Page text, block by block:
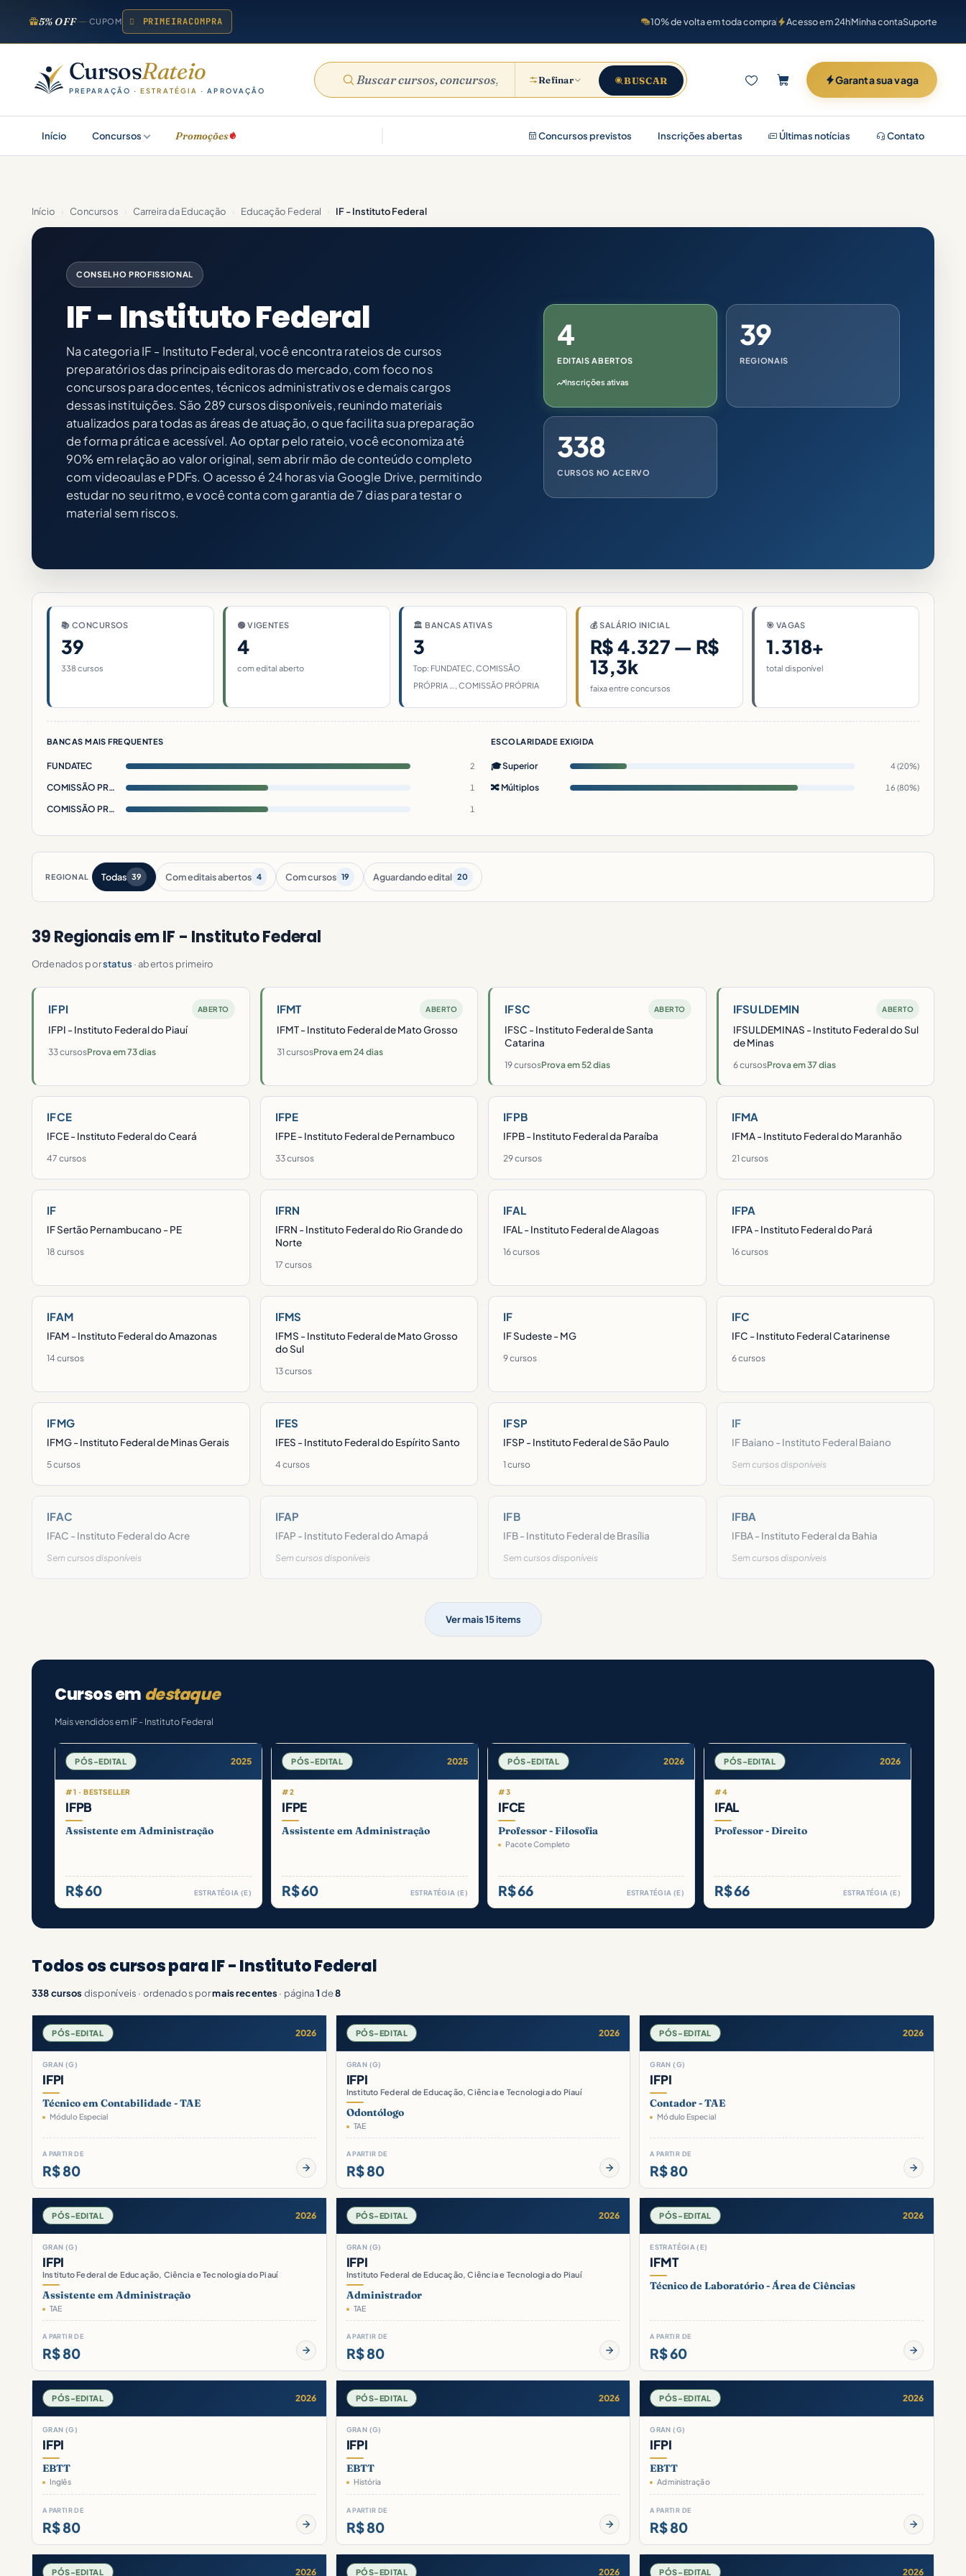
5% OFF CUPOM PRIMEIRACOMPRA 10% de volta em toda compra Acesso em 24hMinha contaSuporte
CursosRateio
PREPARAÇÃO ·ESTRATÉGIA · APROVAÇÃO
Refinar BUSCAR Garanta sua vaga
Início Concursos Promoções Concursos previstos Inscrições abertas Últimas notícias Contato
Início › Concursos › Carreira da Educação › Educação Federal › IF - Instituto Federal
CONSELHO PROFISSIONAL
IF - Instituto Federal
Na categoria IF - Instituto Federal, você encontra rateios de cursos
preparatórios das principais editoras do mercado, com foco nos
concursos para docentes, técnicos administrativos e demais cargos
dessas instituições. São 289 cursos disponíveis, reunindo materiais
atualizados para todas as áreas de atuação, o que facilita sua preparação
de forma prática e acessível. Ao optar pelo rateio, você economiza até
90% em relação ao valor original, sem abrir mão de conteúdo completo
com videoaulas e PDFs. O acesso é 24 horas via Google Drive, permitindo
estudar no seu ritmo, e você conta com garantia de 7 dias para testar o
material sem riscos.
4
EDITAIS ABERTOS
Inscrições ativas
39
REGIONAIS
338
CURSOS NO ACERVO
📚 CONCURSOS
39
338 cursos
🟢 VIGENTES
4
com edital aberto
🏛 BANCAS ATIVAS
3
Top: FUNDATEC, COMISSÃO
PRÓPRIA …, COMISSÃO PRÓPRIA
💰 SALÁRIO INICIAL
R$ 4.327 — R$
13,3k
faixa entre concursos
🎯 VAGAS
1.318+
total disponível
BANCAS MAIS FREQUENTES
FUNDATEC 2
COMISSÃO PRÓPRIA IFMT 1
COMISSÃO PRÓPRIA 1
ESCOLARIDADE EXIGIDA
🎓 Superior 4 (20%)
🔀 Múltiplos 16 (80%)
REGIONAL Todas 39 Com editais abertos 4 Com cursos 19 Aguardando edital 20
39 Regionais em IF - Instituto Federal
Ordenados porstatus · abertos primeiro
IFPI ABERTO
IFPI - Instituto Federal do Piauí
33 cursosProva em 73 dias
IFMT ABERTO
IFMT - Instituto Federal de Mato Grosso
31 cursosProva em 24 dias
IFSC ABERTO
IFSC - Instituto Federal de Santa
Catarina
19 cursosProva em 52 dias
IFSULDEMIN ABERTO
IFSULDEMINAS - Instituto Federal do Sul
de Minas
6 cursosProva em 37 dias
IFCE
IFCE - Instituto Federal do Ceará
47 cursos
IFPE
IFPE - Instituto Federal de Pernambuco
33 cursos
IFPB
IFPB - Instituto Federal da Paraíba
29 cursos
IFMA
IFMA - Instituto Federal do Maranhão
21 cursos
IF
IF Sertão Pernambucano - PE
18 cursos
IFRN
IFRN - Instituto Federal do Rio Grande do
Norte
17 cursos
IFAL
IFAL - Instituto Federal de Alagoas
16 cursos
IFPA
IFPA - Instituto Federal do Pará
16 cursos
IFAM
IFAM - Instituto Federal do Amazonas
14 cursos
IFMS
IFMS - Instituto Federal de Mato Grosso
do Sul
13 cursos
IF
IF Sudeste - MG
9 cursos
IFC
IFC - Instituto Federal Catarinense
6 cursos
IFMG
IFMG - Instituto Federal de Minas Gerais
5 cursos
IFES
IFES - Instituto Federal do Espírito Santo
4 cursos
IFSP
IFSP - Instituto Federal de São Paulo
1 curso
IF
IF Baiano - Instituto Federal Baiano
Sem cursos disponíveis
IFAC
IFAC - Instituto Federal do Acre
Sem cursos disponíveis
IFAP
IFAP - Instituto Federal do Amapá
Sem cursos disponíveis
IFB
IFB - Instituto Federal de Brasília
Sem cursos disponíveis
IFBA
IFBA - Instituto Federal da Bahia
Sem cursos disponíveis
Ver mais 15 items
Cursos emdestaque
Mais vendidos em IF - Instituto Federal
PÓS-EDITAL 2025
#1 · BESTSELLER
IFPB
Assistente em Administração
R$ 60 ESTRATÉGIA (E)
PÓS-EDITAL 2025
#2
IFPE
Assistente em Administração
R$ 60 ESTRATÉGIA (E)
PÓS-EDITAL 2026
#3
IFCE
Professor - Filosofia
Pacote Completo
R$ 66 ESTRATÉGIA (E)
PÓS-EDITAL 2026
#4
IFAL
Professor - Direito
R$ 66 ESTRATÉGIA (E)
Todos os cursos para IF - Instituto Federal
338 cursos disponíveis · ordenados pormais recentes · página1de8
PÓS-EDITAL 2026
GRAN (G)
IFPI
Técnico em Contabilidade - TAE
Módulo Especial
A PARTIR DE
R$ 80
PÓS-EDITAL 2026
GRAN (G)
IFPI
Instituto Federal de Educação, Ciência e Tecnologia do Piauí
Odontólogo
TAE
A PARTIR DE
R$ 80
PÓS-EDITAL 2026
GRAN (G)
IFPI
Contador - TAE
Módulo Especial
A PARTIR DE
R$ 80
PÓS-EDITAL 2026
GRAN (G)
IFPI
Instituto Federal de Educação, Ciência e Tecnologia do Piauí
Assistente em Administração
TAE
A PARTIR DE
R$ 80
PÓS-EDITAL 2026
GRAN (G)
IFPI
Instituto Federal de Educação, Ciência e Tecnologia do Piauí
Administrador
TAE
A PARTIR DE
R$ 80
PÓS-EDITAL 2026
ESTRATÉGIA (E)
IFMT
Técnico de Laboratório - Área de Ciências
A PARTIR DE
R$ 60
PÓS-EDITAL 2026
GRAN (G)
IFPI
EBTT
Inglês
A PARTIR DE
R$ 80
PÓS-EDITAL 2026
GRAN (G)
IFPI
EBTT
História
A PARTIR DE
R$ 80
PÓS-EDITAL 2026
GRAN (G)
IFPI
EBTT
Administração
A PARTIR DE
R$ 80
PÓS-EDITAL 2026 PÓS-EDITAL 2026 PÓS-EDITAL 2026